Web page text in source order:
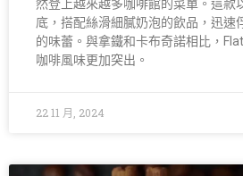
然登上越來越多咖啡館的菜單。這款
底，搭配絲滑細膩奶泡的飲品，迅速
的味蕾。與拿鐵和卡布奇諾相比，
咖啡風味更加突出。
22 11 月, 2024